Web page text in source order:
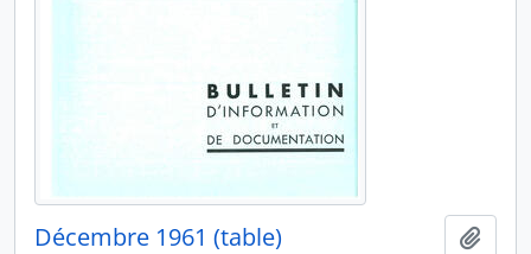
Décembre 1961 (table)